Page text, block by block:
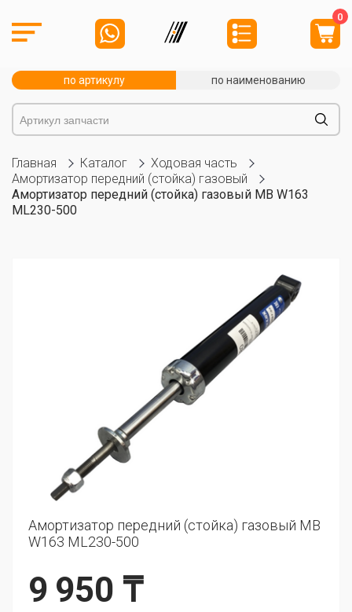
0
по артикулу по наименованию
Главная Каталог
Ходовая часть
Амортизатор передний (стойка) газовый
Амортизатор передний (стойка) газовый MB W163
ML230-500
Амортизатор передний (стойка) газовый MB
W163 ML230-500
9 950 ₸